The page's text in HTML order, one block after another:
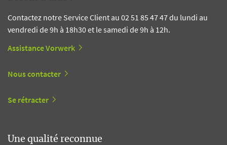
Contactez notre Service Client au 02 51 85 47 47 du lundi au
vendredi de 9h à 18h30 et le samedi de 9h à 12h.
Assistance Vorwerk
Nous contacter
Se rétracter
Une qualité reconnue